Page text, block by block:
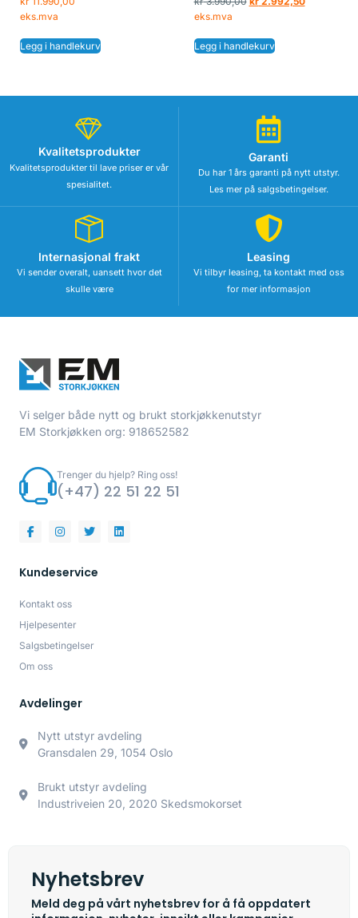
eks.mva
Legg i handlekurv
eks.mva
Legg i handlekurv
Kvalitetsprodukter
Kvalitetsprodukter til lave priser er vår
spesialitet.
Garanti
Du har 1 års garanti på nytt utstyr.
Les mer på salgsbetingelser.
Internasjonal frakt
Vi sender overalt, uansett hvor det
skulle være
Leasing
Vi tilbyr leasing, ta kontakt med oss
for mer informasjon
Vi selger både nytt og brukt storkjøkkenutstyr
EM Storkjøkken org: 918652582
Trenger du hjelp? Ring oss!
(+47) 22 51 22 51
Kundeservice
Kontakt oss
Hjelpesenter
Salgsbetingelser
Om oss
Avdelinger
Nytt utstyr avdeling
Gransdalen 29, 1054 Oslo
Brukt utstyr avdeling
Industriveien 20, 2020 Skedsmokorset
Nyhetsbrev
Meld deg på vårt nyhetsbrev for å få oppdatert